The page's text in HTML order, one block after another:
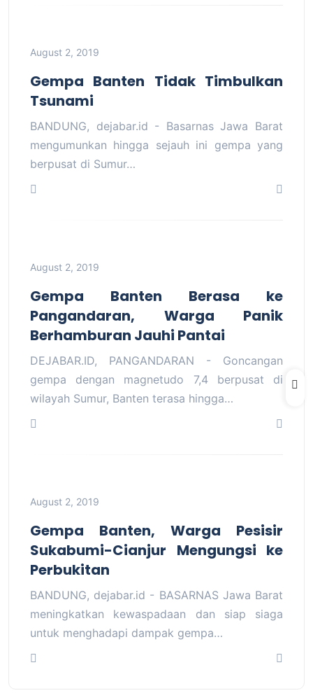
August 2, 2019
Gempa Banten Tidak Timbulkan
Tsunami
BANDUNG, dejabar.id - Basarnas Jawa Barat
mengumunkan hingga sejauh ini gempa yang
berpusat di Sumur…
August 2, 2019
Gempa Banten Berasa ke
Pangandaran, Warga Panik
Berhamburan Jauhi Pantai
DEJABAR.ID, PANGANDARAN - Goncangan
gempa dengan magnetudo 7,4 berpusat di
wilayah Sumur, Banten terasa hingga…
August 2, 2019
Gempa Banten, Warga Pesisir
Sukabumi-Cianjur Mengungsi ke
Perbukitan
BANDUNG, dejabar.id - BASARNAS Jawa Barat
meningkatkan kewaspadaan dan siap siaga
untuk menghadapi dampak gempa…